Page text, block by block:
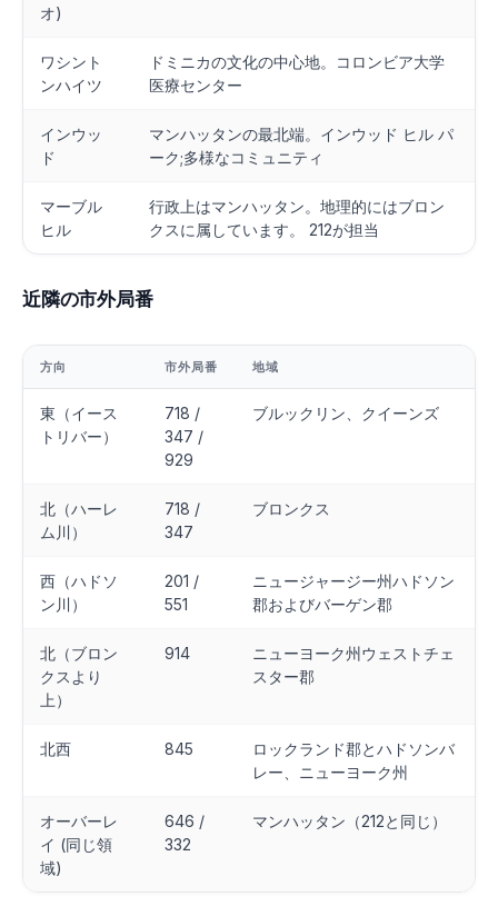
オ)
ワシント
ンハイツ
ドミニカの文化の中心地。コロンビア大学
医療センター
インウッ
ド
マンハッタンの最北端。インウッド ヒル パ
ーク;多様なコミュニティ
マーブル
ヒル
行政上はマンハッタン。地理的にはブロン
クスに属しています。 212が担当
近隣の市外局番
方向 市外局番 地域
東（イース
トリバー）
718 /
347 /
929
ブルックリン、クイーンズ
北（ハーレ
ム川）
718 /
347
ブロンクス
西（ハドソ
ン川）
201 /
551
ニュージャージー州ハドソン
郡およびバーゲン郡
北（ブロン
クスより
上）
914
ニューヨーク州ウェストチェ
スター郡
北西 845
ロックランド郡とハドソンバ
レー、ニューヨーク州
オーバーレ
イ (同じ領
域)
646 /
332
マンハッタン（212と同じ）